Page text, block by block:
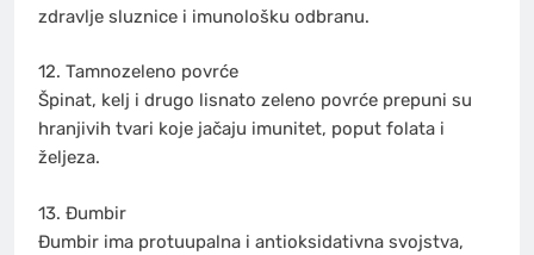
zdravlje sluznice i imunološku odbranu.
12. Tamnozeleno povrće
Špinat, kelj i drugo lisnato zeleno povrće prepuni su
hranjivih tvari koje jačaju imunitet, poput folata i
željeza.
13. Đumbir
Đumbir ima protuupalna i antioksidativna svojstva,